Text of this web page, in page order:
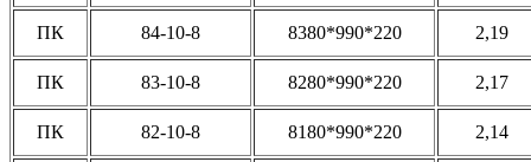
ПК 84-10-8 8380*990*220 2,19
ПК 83-10-8 8280*990*220 2,17
ПК 82-10-8 8180*990*220 2,14